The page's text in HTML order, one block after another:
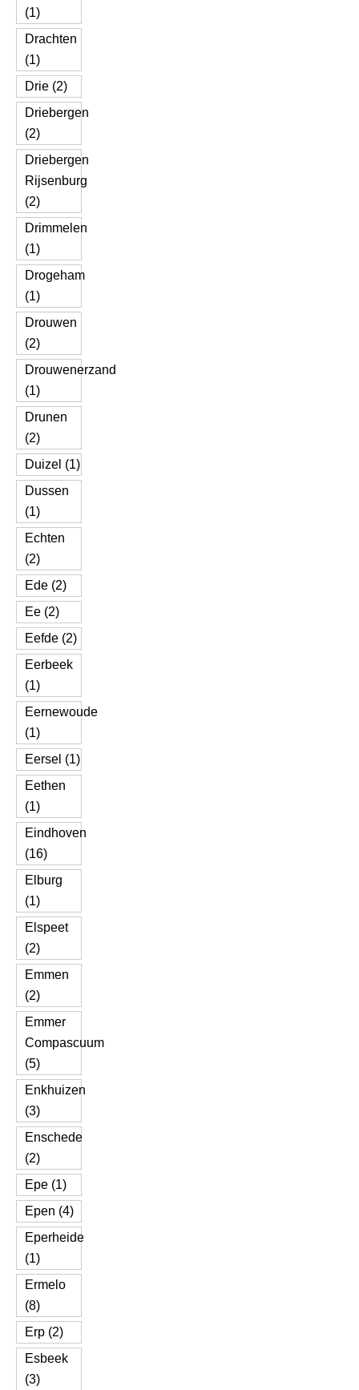
(1)
Drachten
(1)
Drie (2)
Driebergen
(2)
Driebergen
Rijsenburg
(2)
Drimmelen
(1)
Drogeham
(1)
Drouwen
(2)
Drouwenerzand
(1)
Drunen
(2)
Duizel (1)
Dussen
(1)
Echten
(2)
Ede (2)
Ee (2)
Eefde (2)
Eerbeek
(1)
Eernewoude
(1)
Eersel (1)
Eethen
(1)
Eindhoven
(16)
Elburg
(1)
Elspeet
(2)
Emmen
(2)
Emmer
Compascuum
(5)
Enkhuizen
(3)
Enschede
(2)
Epe (1)
Epen (4)
Eperheide
(1)
Ermelo
(8)
Erp (2)
Esbeek
(3)